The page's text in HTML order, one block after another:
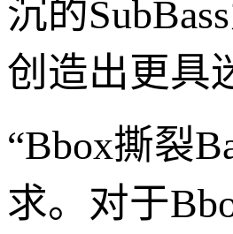
沉的
创造出更具
“Bbox撕裂
求。对于